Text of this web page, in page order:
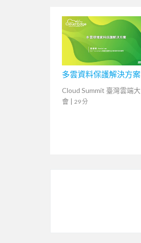
多雲資料保護解決方案
Cloud Summit 臺灣雲端大
會 | 29 分